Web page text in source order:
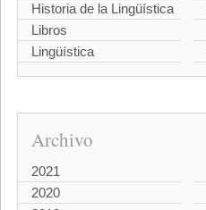
Historia de la Lingüística
Libros
Lingüística
Archivo
2021
2020